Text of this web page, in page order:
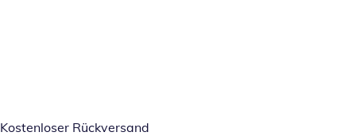
Kostenloser Rückversand